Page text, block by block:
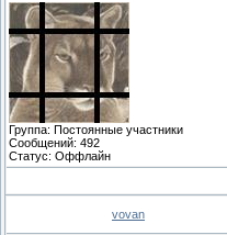
Группа: Постоянные участники
Сообщений: 492
Статус: Оффлайн
vovan